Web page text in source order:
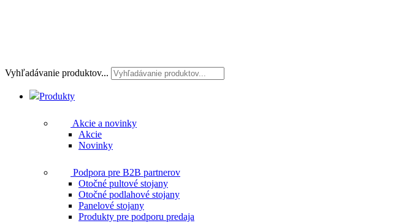
Vyhľadávanie produktov...
Produkty
Akcie a novinky
Akcie
Novinky
Podpora pre B2B partnerov
Otočné pultové stojany
Otočné podlahové stojany
Panelové stojany
Produkty pre podporu predaja